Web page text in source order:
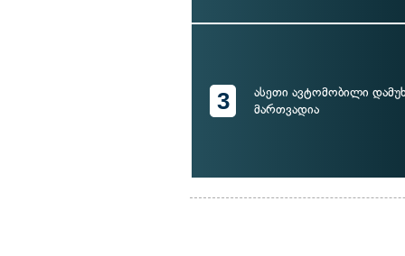
3
ასეთი ავტომობილი
მართვადია